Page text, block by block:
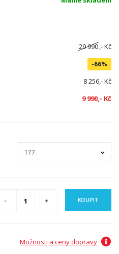
29 990,- Kč
-66%
8 256,- Kč
9 990,- Kč
KOUPIT
Možnosti a ceny dopravy